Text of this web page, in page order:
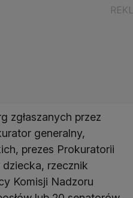
zgłaszanych przez
generalny,
prezes Prokuratorii
dziecka, rzecznik
Komisji Nadzoru